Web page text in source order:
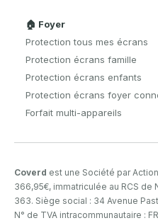
🏠 Foyer
Protection tous mes écrans
Protection écrans famille
Protection écrans enfants
Protection écrans foyer
Forfait multi-appareils
Coverd est une Société par
366,95€, immatriculée au RCS de
363. Siège social : 34 Avenue
N° de TVA intracommunautaire :